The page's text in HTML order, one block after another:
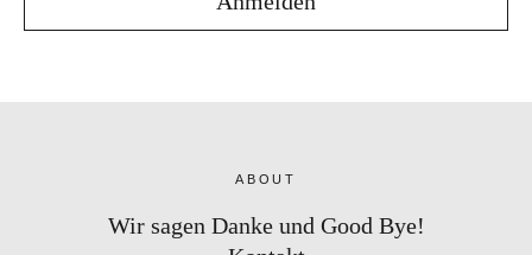
ABOUT
Wir sagen Danke und Good Bye!